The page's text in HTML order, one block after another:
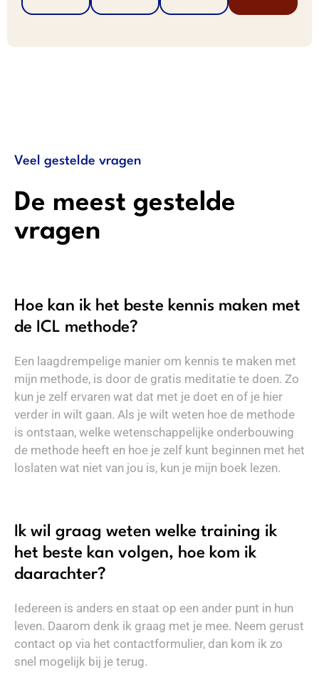
Veel gestelde vragen
De meest gestelde
vragen
Hoe kan ik het beste kennis maken met
de ICL methode?
Een laagdrempelige manier om kennis te maken met
mijn methode, is door de gratis meditatie te doen. Zo
kun je zelf ervaren wat dat met je doet en of je hier
verder in wilt gaan. Als je wilt weten hoe de methode
is ontstaan, welke wetenschappelijke onderbouwing
de methode heeft en hoe je zelf kunt beginnen met het
loslaten wat niet van jou is, kun je mijn boek lezen.
Ik wil graag weten welke training ik
het beste kan volgen, hoe kom ik
daarachter?
Iedereen is anders en staat op een ander punt in hun
leven. Daarom denk ik graag met je mee. Neem gerust
contact op via het contactformulier, dan kom ik zo
snel mogelijk bij je terug.